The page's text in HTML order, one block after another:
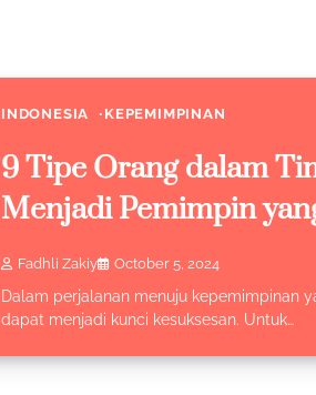
INDONESIA KEPEMIMPINAN
9 Tipe Orang dalam
Menjadi Pemimpin
Fadhli Zakiy October 5, 2024
Dalam perjalanan menuju kepemimpinan
dapat menjadi kunci kesuksesan. Untuk…